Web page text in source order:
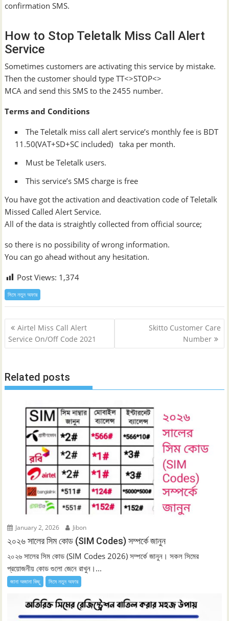
confirmation SMS.
How to Stop Teletalk Miss Call Alert
Service
Sometimes customers are activating this service by mistake.
Then the customer should type TT<>STOP<>
MCA and send this SMS to the 2455 number.
Terms and Conditions
The Teletalk miss call alert service’s monthly fee is BDT
11.50(VAT+SD+SC included) taka per month.
Must be Teletalk users.
This service’s SMS charge is free
You have got the activation and deactivation code of Teletalk
Missed Called Alert Service.
All of the data is straightly collected from official source;
so there is no possibility of wrong information.
You can go ahead without any hesitation.
Post Views: 1,374
সিমে নতুন ‍অফার
Post
navigation
Airtel Miss Call Alert
Service On/Off Code 2021
Skitto Customer Care
Number
Related posts
January 2, 2026 Jibon
২০২৬ সালের সিম কোড (SIM Codes) সম্পর্কে জানুন
২০২৬ সালের সিম কোড (SIM Codes 2026) সম্পর্কে জানুন। সকল সিমের
প্রয়োজনীয় কোড গুলো জেনে রাখুন।...
জানা অজানা কিছু সিমে নতুন ‍অফার